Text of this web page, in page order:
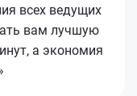
всех ведущих
вам лучшую
а экономия